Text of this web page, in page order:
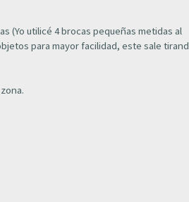
(Yo utilicé 4 brocas pequeñas metidas al
para mayor facilidad, este sale